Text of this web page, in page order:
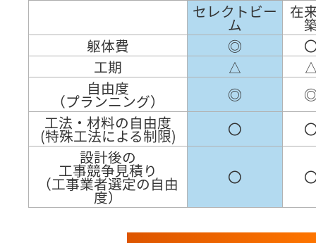
セレクトビー
ム
在
躯体費
◎
工期
△
自由度
（プランニング） ◎
工法・材料の自由度
(特殊工法による制限) 〇
設計後の
工事競争見積り
（工事業者選定の自由
度）
〇